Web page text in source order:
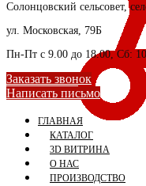
Солонцовский сельсовет,
ул. Московская, 79Б
Пн-Пт с 9.00 до 18.00, Сб:
Заказать звонок
Написать письмо
ГЛАВНАЯ
КАТАЛОГ
3D ВИТРИНА
О НАС
ПРОИЗВОДСТВО